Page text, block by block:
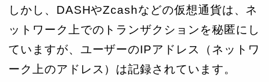
しかし、DASHやZcashなどの仮想通貨は、ネ
ットワーク上でのトランザクションを秘匿にし
ていますが、ユーザーのIPアドレス（ネットワ
ーク上のアドレス）は記録されています。